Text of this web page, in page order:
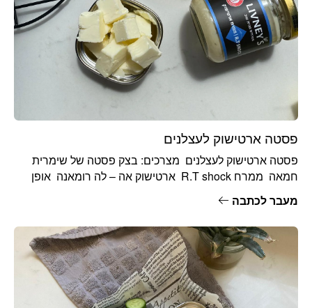
פסטה ארטישוק לעצלנים
פסטה ארטישוק לעצלנים מצרכים: בצק פסטה של שימרית
חמאה ממרח R.T shock ארטישוק אה – לה רומאנה אופן
מעבר לכתבה